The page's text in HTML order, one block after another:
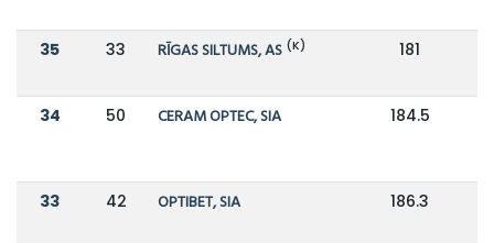
35 33 RĪGAS SILTUMS, AS (K) 181
34 50 CERAM OPTEC, SIA 184.5
33 42 OPTIBET, SIA 186.3